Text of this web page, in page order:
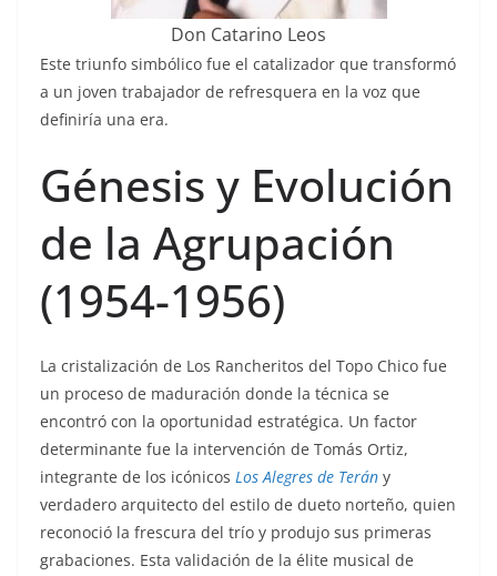
Don Catarino Leos
Este triunfo simbólico fue el catalizador que transformó
a un joven trabajador de refresquera en la voz que
definiría una era.
Génesis y Evolución
de la Agrupación
(1954-1956)
La cristalización de Los Rancheritos del Topo Chico fue
un proceso de maduración donde la técnica se
encontró con la oportunidad estratégica. Un factor
determinante fue la intervención de Tomás Ortiz,
integrante de los icónicos Los Alegres de Terán y
verdadero arquitecto del estilo de dueto norteño, quien
reconoció la frescura del trío y produjo sus primeras
grabaciones. Esta validación de la élite musical de